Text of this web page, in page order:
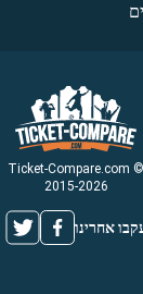
© Ticket-Compare.com
2015-2026
אחרינו